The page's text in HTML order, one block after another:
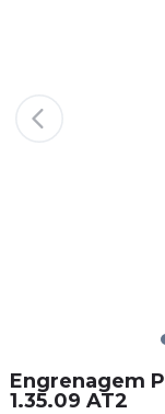
Engrenagem
1.35.09 AT2